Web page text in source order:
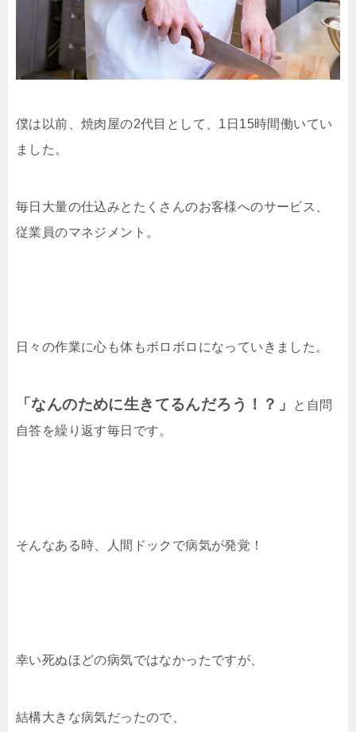
僕は以前、焼肉屋の2代目として、1日15時間働いてい
ました。
毎日大量の仕込みとたくさんのお客様へのサービス、
従業員のマネジメント。
日々の作業に心も体もボロボロになっていきました。
「なんのために生きてるんだろう！？」
と自問
自答を繰り返す毎日です。
そんなある時、人間ドックで病気が発覚！
幸い死ぬほどの病気ではなかったですが、
結構大きな病気だったので、